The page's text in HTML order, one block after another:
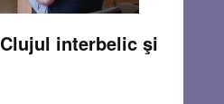
interbelic şi